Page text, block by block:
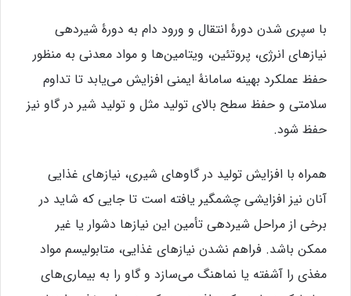
با سپری شدن دورۀ انتقال و ورود دام به دورۀ شیردهی
نیازهای انرژی، پروتئین، ویتامین‌ها و مواد معدنی به منظور
حفظ عملکرد بهینه سامانۀ ایمنی افزایش می‌یابد تا تداوم
سلامتی و حفظ سطح بالای تولید مثل و تولید شیر در گاو نیز
حفظ شود.
همراه با افزایش تولید در گاوهای شیری، نیازهای غذایی
آنان نیز افزایشی چشمگیر یافته است تا جایی که شاید در
برخی از مراحل شیردهی تأمین این نیازها دشوار یا غیر
ممکن باشد. فراهم نشدن نیازهای غذایی، متابولیسم مواد
مغذی را آشفته یا نماهنگ می‌سازد و گاو را به بیماری‌های